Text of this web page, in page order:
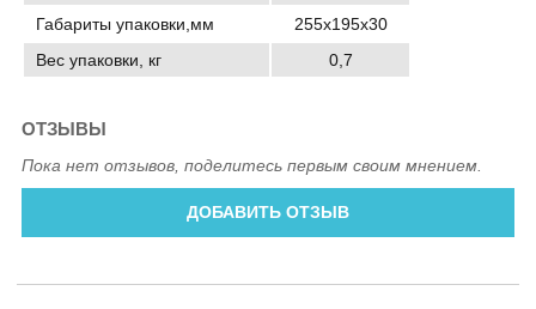
Габариты упаковки,мм
255х195х30
Вес упаковки, кг
0,7
ОТЗЫВЫ
Пока нет отзывов, поделитесь первым своим мнением.
ДОБАВИТЬ ОТЗЫВ